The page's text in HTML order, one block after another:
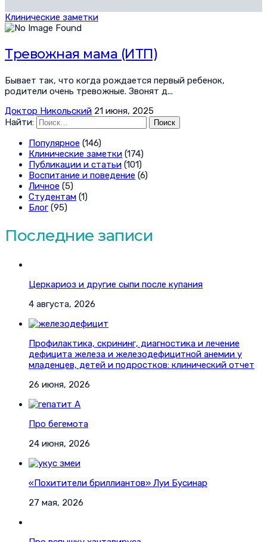
Клинические заметки
Тревожная мама (ИТП)
Бывает так, что когда рождается первый ребенок,
родители очень тревожные. Звонят д...
Доктор Никольский 21 июня, 2025
Найти:
Популярное (146)
Клинические заметки (174)
Публикации и статьи (101)
Воспитание и поведение (6)
Личное (5)
Студентам (1)
Блог (95)
Последние записи
Церкариоз и другие сыпи после купания
4 августа, 2026
Профилактика, скрининг, диагностика и лечение
дефицита железа и железодефицитной анемии у
младенцев, детей и подростков: клинический отчет
26 июня, 2026
Про бегемота
24 июня, 2026
«Похитители бриллиантов» Луи Бусинар
27 мая, 2026